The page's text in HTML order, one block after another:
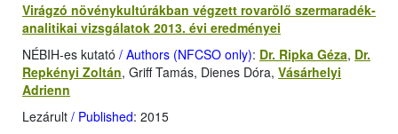
Virágzó növénykultúrákban végzett rovarölő szermaradék-
analitikai vizsgálatok 2013. évi eredményei
NÉBIH-es kutató / Authors (NFCSO only): Dr. Ripka Géza, Dr.
Repkényi Zoltán, Griff Tamás, Dienes Dóra, Vásárhelyi
Adrienn
Lezárult / Published: 2015